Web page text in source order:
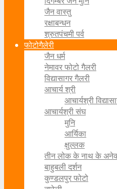
जैन वास्तु
रक्षाबन्धन
श्रुतपंचमी पर्व
फोटोगैलेरी
जैन धर्म
नेमावर फोटो गैलरी
विद्यासागर गैलरी
आचार्य श्री
आचार्यश्री
आचार्यश्री संघ
मुनि
आर्यिका
क्षुल्लक
तीन लोक के नाथ के
बाहुबली दर्शन
कुण्डलपुर फोटो